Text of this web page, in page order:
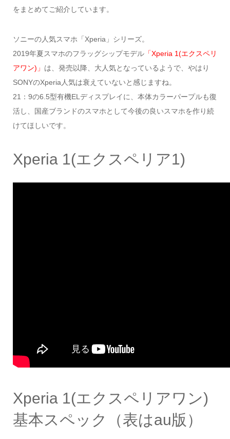
をまとめてご紹介しています。
ソニーの人気スマホ「Xperia」シリーズ。
2019年夏スマホのフラッグシップモデル「Xperia 1(エクスペリ
アワン)」 は、発売以降、大人気となっているようで、やはり
SONYのXperia人気は衰えていないと感じますね。
21：9の6.5型有機ELディスプレイに、本体カラーパープルも復
活し、国産ブランドのスマホとして今後の良いスマホを作り続
けてほしいです。
Xperia 1(エクスペリア1)
Xperia 1(エクスペリアワン)
基本スペック（表はau版）